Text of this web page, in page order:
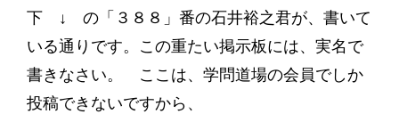
下 ↓ の「３８８」番の石井裕之君が、書いて
いる通りです。この重たい掲示板には、実名で
書きなさい。 ここは、学問道場の会員でしか
投稿できないですから、